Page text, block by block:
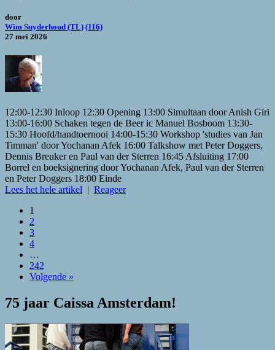
door
Wim Suyderhoud (TL) (116)
27 mei 2026
12:00-12:30 Inloop 12:30 Opening 13:00 Simultaan door Anish Giri
13:00-16:00 Schaken tegen de Beer ic Manuel Bosboom 13:30-
15:30 Hoofd/handtoernooi 14:00-15:30 Workshop 'studies van Jan
Timman' door Yochanan Afek 16:00 Talkshow met Peter Doggers,
Dennis Breuker en Paul van der Sterren 16:45 Afsluiting 17:00
Borrel en boeksignering door Yochanan Afek, Paul van der Sterren
en Peter Doggers 18:00 Einde
Lees het hele artikel | Reageer
1
2
3
4
…
242
Volgende »
75 jaar Caissa Amsterdam!